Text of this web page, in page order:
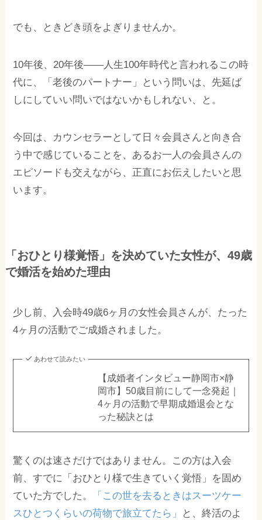
でも、ときどき頭をよぎりませんか。
10年後、20年後——人生100年時代と言われるこの時
代に、「老後のパートナー」という問いは、先延ば
しにしていい問いではないかもしれない、と。
今回は、カウンセラーとして日々会員さんと向き合
う中で感じていることを、あるお一人の会員さんの
エピソードも交えながら、正直にお伝えしたいと思
います。
「おひとり様覚悟」を決めていた女性が、49歳
で婚活を始めた理由
少し前、入会時49歳6ヶ月の女性会員さんが、たった
4ヶ月の活動でご成婚されました。
あわせて読みたい
【成婚者インタビュー静岡市×静
岡市】50歳目前にして一念発起｜
4ヶ月の活動で早期成婚退会とな
った秘訣とは
驚くのは速さだけではありません。この方は入会
前、すでに「おひとり様で生きていく覚悟」を固め
ていた方でした。
「この世を去るときはスーツケー
スひとつくらいの荷物で旅立てたら」
と、終活のよ